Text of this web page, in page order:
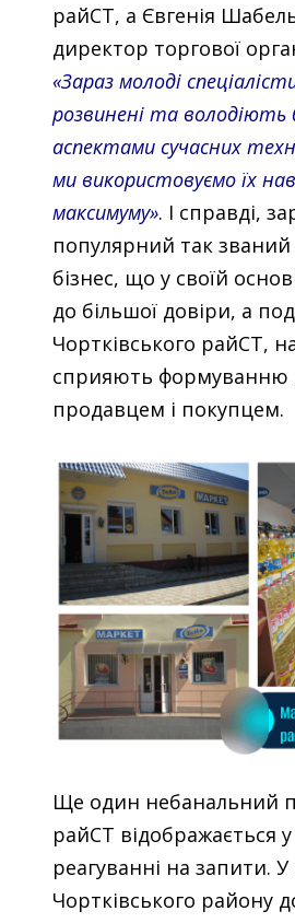
райСТ, а Євгенія
директор торгової
«Зараз молоді
розвинені та
аспектами сучасних
ми використовуємо їх
максимуму». І справді,
популярний так
бізнес, що у своїй
до більшої довіри, а
Чортківського райСТ,
сприяють формуванню
продавцем і покупцем.
Ще один небанальний
райСТ відображається
реагуванні на запити.
Чортківського району